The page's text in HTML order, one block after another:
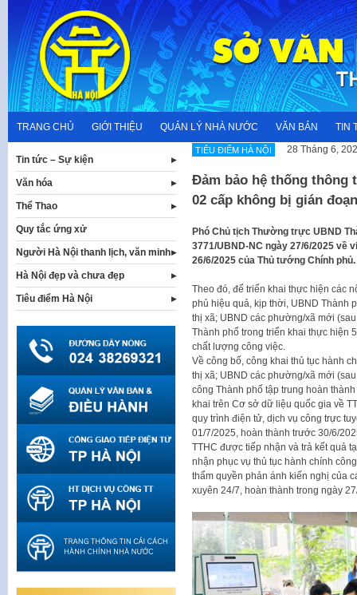
content
TRANG CHỦ GIỚI THIỆU QUẢN LÝ NHÀ NƯỚC VĂN BẢN TIN
TIÊU ĐIỂM HÀ NỘI 28 Tháng 6,
Đảm bảo hệ thống thông
02 cấp không bị gián đoạn
Phó Chủ tịch Thường trực UBND
3771/UBND-NC ngày 27/6/2025 về
26/6/2025 của Thủ tướng Chính phủ.
Theo đó, để triển khai thực hiện các
phủ hiệu quả, kịp thời, UBND Thành
thị xã; UBND các phường/xã mới
Thành phố trong triển khai thực hiện
chất lượng công việc.
Về công bố, công khai thủ tục hành
thị xã; UBND các phường/xã mới
công Thành phố tập trung hoàn
khai trên Cơ sở dữ liệu quốc gia về
quy trình điện tử, dịch vụ công trực
01/7/2025, hoàn thành trước 30/6/
TTHC được tiếp nhận và trả kết quả
nhận phục vụ thủ tục hành chính
thẩm quyền phản ánh kiến nghị của
xuyên 24/7, hoàn thành trong ngày
Tin tức – Sự kiện
Văn hóa
Thể Thao
Quy tắc ứng xử
Người Hà Nội thanh lịch, văn minh
Hà Nội đẹp và chưa đẹp
Tiêu điểm Hà Nội